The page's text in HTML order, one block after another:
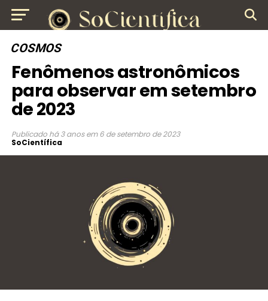
COSMOS
Fenômenos astronômicos
para observar em setembro
de 2023
Publicado há 3 anos em 6 de setembro de 2023
SoCientífica